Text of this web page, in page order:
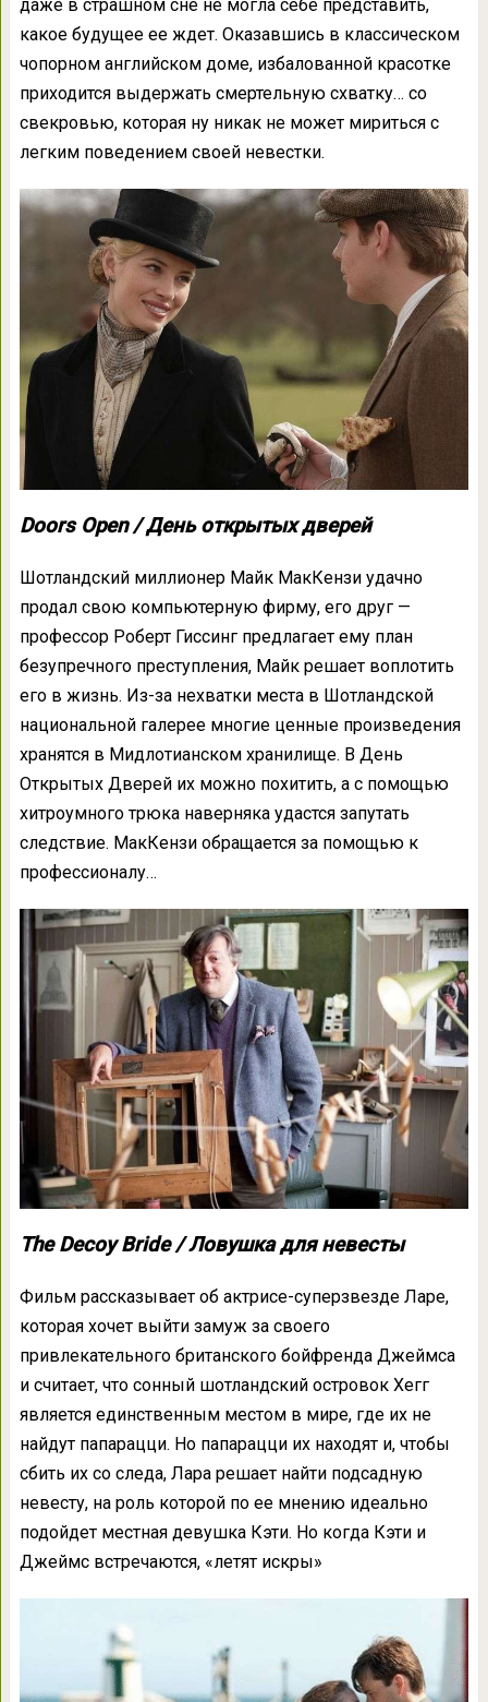
даже в страшном сне не могла себе представить,
какое будущее ее ждет. Оказавшись в классическом
чопорном английском доме, избалованной красотке
приходится выдержать смертельную схватку… со
свекровью, которая ну никак не может мириться с
легким поведением своей невестки.
Doors Open / День открытых дверей
Шотландский миллионер Майк МакКензи удачно
продал свою компьютерную фирму, его друг —
профессор Роберт Гиссинг предлагает ему план
безупречного преступления, Майк решает воплотить
его в жизнь. Из-за нехватки места в Шотландской
национальной галерее многие ценные произведения
хранятся в Мидлотианском хранилище. В День
Открытых Дверей их можно похитить, а с помощью
хитроумного трюка наверняка удастся запутать
следствие. МакКензи обращается за помощью к
профессионалу…
The Decoy Bride / Ловушка для невесты
Фильм рассказывает об актрисе-суперзвезде Ларе,
которая хочет выйти замуж за своего
привлекательного британского бойфренда Джеймса
и считает, что сонный шотландский островок Хегг
является единственным местом в мире, где их не
найдут папарацци. Но папарацци их находят и, чтобы
сбить их со следа, Лара решает найти подсадную
невесту, на роль которой по ее мнению идеально
подойдет местная девушка Кэти. Но когда Кэти и
Джеймс встречаются, «летят искры»